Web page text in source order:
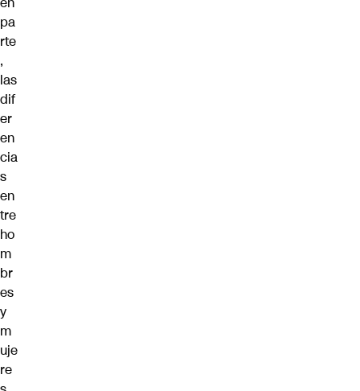
pa
rte
,
las
dif
er
en
cia
s
en
tre
ho
m
br
es
y
m
uje
re